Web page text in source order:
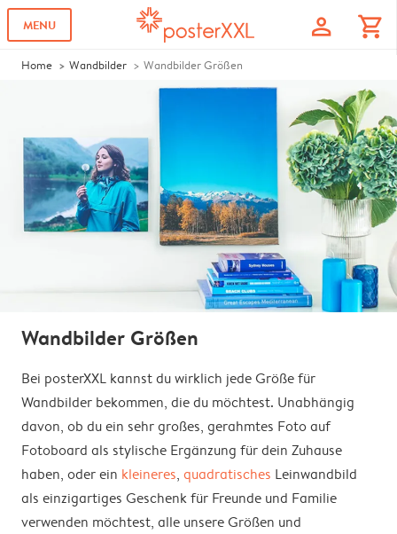
MENU profile shopping_cart
Home Wandbilder Wandbilder Größen
Wandbilder Größen
Bei posterXXL kannst du wirklich jede Größe für
Wandbilder bekommen, die du möchtest. Unabhängig
davon, ob du ein sehr großes, gerahmtes Foto auf
Fotoboard als stylische Ergänzung für dein Zuhause
haben, oder ein kleineres, quadratisches Leinwandbild
als einzigartiges Geschenk für Freunde und Familie
verwenden möchtest, alle unsere Größen und